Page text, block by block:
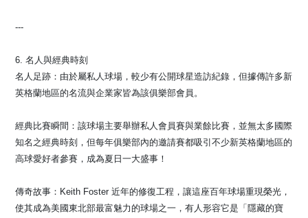
---
6. 名人與經典時刻
名人足跡：由於屬私人球場，較少有公開球星造訪紀錄，但據傳許多新
英格蘭地區的名流與企業家皆為該俱樂部會員。
經典比賽瞬間：該球場主要舉辦私人會員賽與業餘比賽，並無太多國際
知名之經典時刻，但每年俱樂部內的邀請賽都吸引不少新英格蘭地區的
高球愛好者參賽，成為夏日一大盛事！
傳奇故事：Keith Foster 近年的修復工程，讓這座百年球場重現榮光，
使其成為美國東北部最富魅力的球場之一，有人形容它是「隱藏的寶